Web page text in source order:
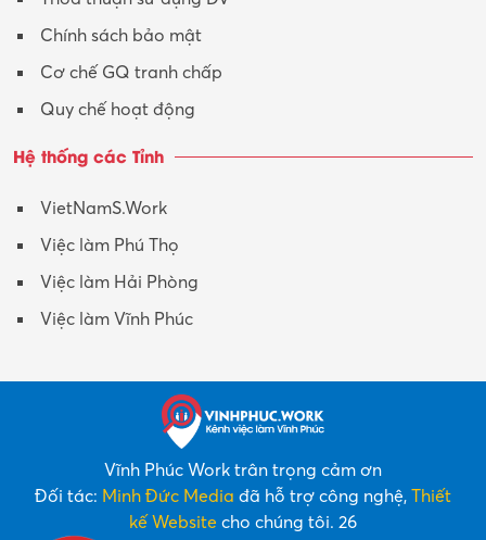
Chính sách bảo mật
Cơ chế GQ tranh chấp
Quy chế hoạt động
Hệ thống các Tỉnh
VietNamS.Work
Việc làm Phú Thọ
Việc làm Hải Phòng
Việc làm Vĩnh Phúc
Vĩnh Phúc Work trân trọng cảm ơn
Đối tác: Minh Đức Media đã hỗ trợ công nghệ, Thiết
kế Website cho chúng tôi. 26